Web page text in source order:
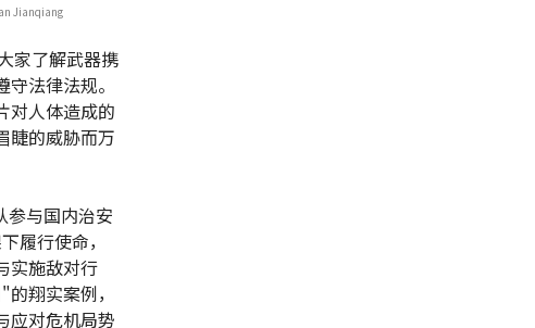
Jianqiang
家了解武器携
法律法规。
对人体造成的
睫的威胁而万
参与国内治安
履行使命，
实施敌对行
翔实案例，
应对危机局势